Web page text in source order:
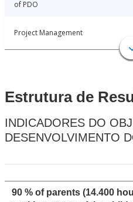
of PDO
Project Management
Estrutura de
INDICADORES DO
DESENVOLVIMENTO
90 % of parents (14.400